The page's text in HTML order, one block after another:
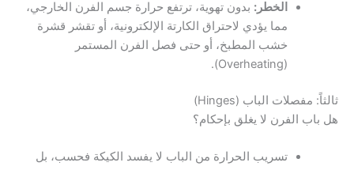
الخطر: بدون تهوية، ترتفع حرارة جسم الفرن الخارجي،
مما يؤدي لاحتراق الكارتة الإلكترونية، أو تقشر قشرة
خشب المطبخ، أو حتى فصل الفرن المستمر
(Overheating).
ثالثاً: مفصلات الباب (Hinges)
هل باب الفرن لا يغلق بإحكام؟
تسريب الحرارة من الباب لا يفسد الكيكة فحسب، بل